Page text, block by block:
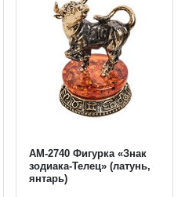
AM-2740 Фигурка «Знак
зодиака-Телец» (латунь,
янтарь)